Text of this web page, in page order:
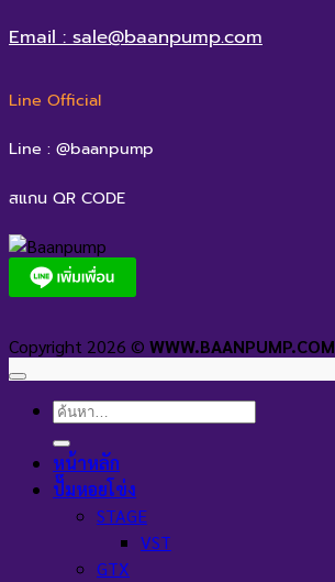
Email : sale@baanpump.com
Line Official
Line : @baanpump
สแกน QR CODE
Copyright 2026 © WWW.BAANPUMP.COM
ค้นหา:
หน้าหลัก
ปั๊มหอยโข่ง
STAGE
VST
GTX